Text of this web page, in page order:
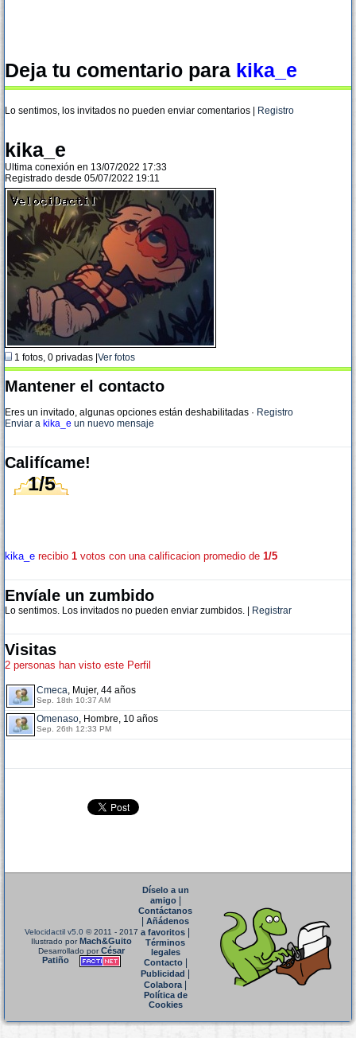
Deja tu comentario para kika_e
Lo sentimos, los invitados no pueden enviar comentarios | Registro
kika_e
Ultima conexión en 13/07/2022 17:33
Registrado desde 05/07/2022 19:11
1 fotos, 0 privadas | Ver fotos
Mantener el contacto
Eres un invitado, algunas opciones están deshabilitadas · Registro
Enviar a kika_e un nuevo mensaje
Califícame!
1/5
kika_e recibio 1 votos con una calificacion promedio de 1/5
Envíale un zumbido
Lo sentimos. Los invitados no pueden enviar zumbidos. | Registrar
Visitas
2 personas han visto este Perfil
Cmeca, Mujer, 44 años
Sep. 18th 10:37 AM
Omenaso, Hombre, 10 años
Sep. 26th 12:33 PM
Velocidactil v5.0 © 2011 - 2017
Ilustrado porMach&Guito
Desarrollado porCésar
Patiño
Díselo a un
amigo|
Contáctanos
Añádenos
a favoritos
Términos
legales
Contacto|
Publicidad
Colabora|
Política de
Cookies